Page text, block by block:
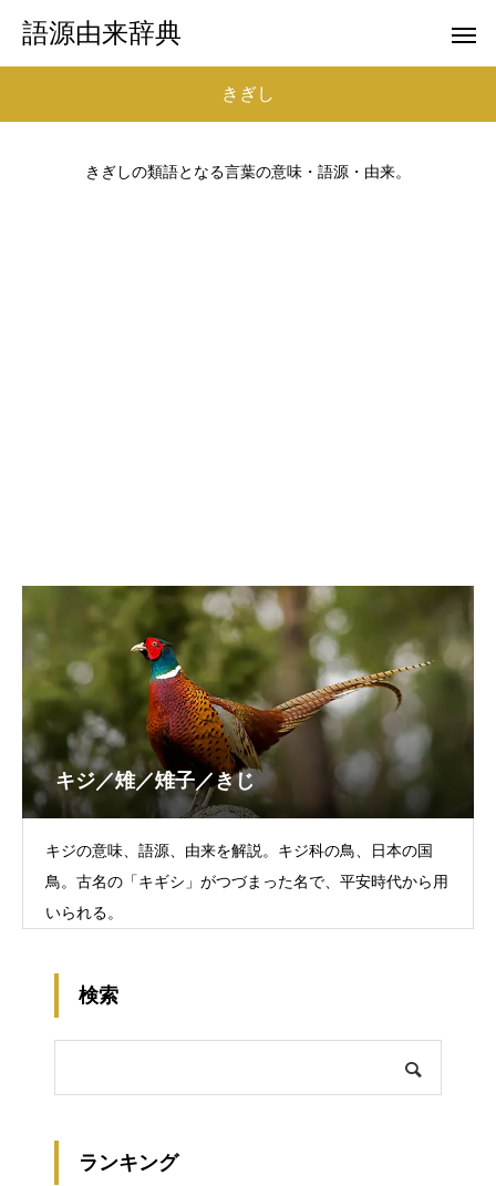
語源由来辞典
きぎし
きぎしの類語となる言葉の意味・語源・由来。
キジ／雉／雉子／きじ
キジの意味、語源、由来を解説。キジ科の鳥、日本の国
鳥。古名の「キギシ」がつづまった名で、平安時代から用
いられる。
検索
ランキング